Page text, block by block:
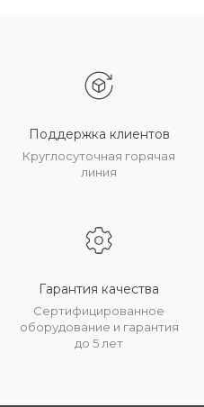
Поддержка клиентов
Круглосуточная горячая
линия
Гарантия качества
Сертифицированное
оборудование и гарантия
до 5 лет